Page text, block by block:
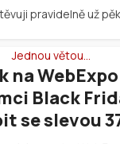
pravidelně už
Jednou větou…
na
Black
se slevou